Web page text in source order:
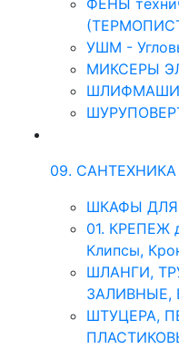
ФЕНЫ
УШМ -
МИКСЕРЫ
09. САНТЕХНИКА
ШКАФЫ ДЛЯ
01. КРЕПЕЖ
Клипсы,
ШЛАНГИ,
ШТУЦЕРА,